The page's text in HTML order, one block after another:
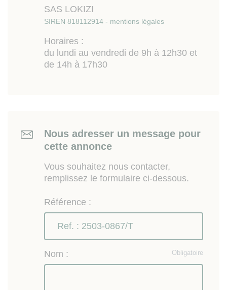
SAS LOKIZI
SIREN 818112914 - mentions légales
Horaires :
du lundi au vendredi de 9h à 12h30 et
de 14h à 17h30
Nous adresser un message pour
cette annonce
Vous souhaitez nous contacter,
remplissez le formulaire ci-dessous.
Référence :
Obligatoire
Nom :